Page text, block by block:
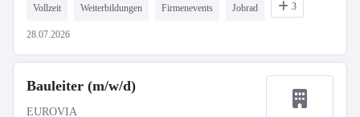
Vollzeit Weiterbildungen Firmenevents Jobrad 3
28.07.2026
Bauleiter (m/w/d)
EUROVIA